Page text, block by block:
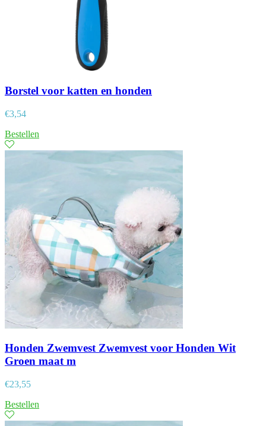
Borstel voor katten en honden
€3,54
Bestellen
Honden Zwemvest Zwemvest voor Honden Wit
Groen maat m
€23,55
Bestellen